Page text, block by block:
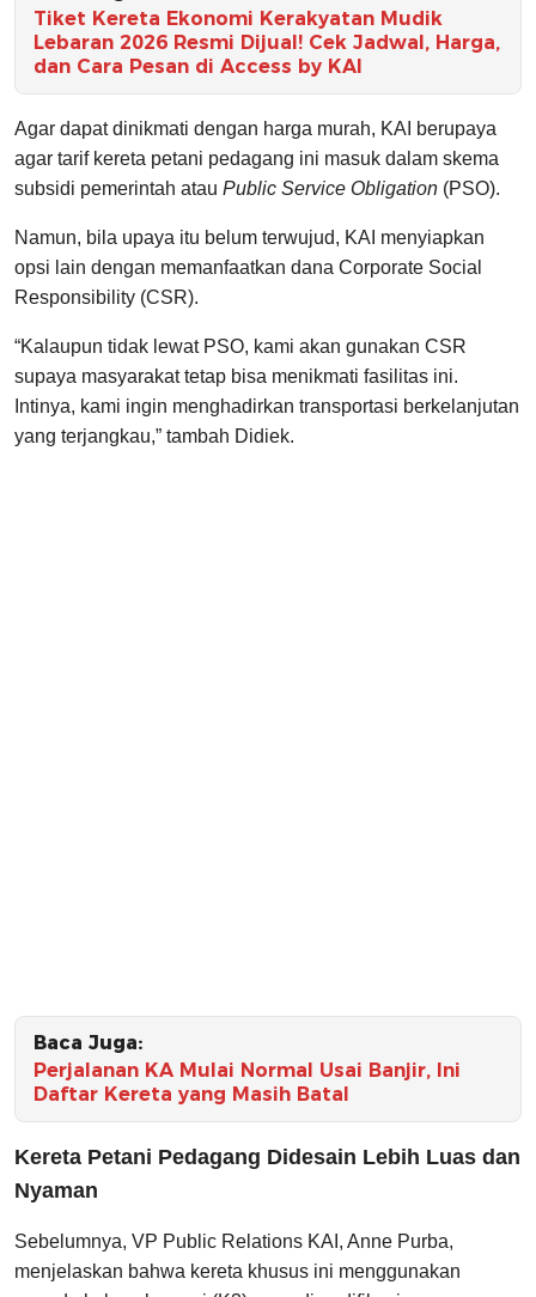
Tiket Kereta Ekonomi Kerakyatan Mudik
Lebaran 2026 Resmi Dijual! Cek Jadwal, Harga,
dan Cara Pesan di Access by KAI
Agar dapat dinikmati dengan harga murah, KAI berupaya
agar tarif kereta petani pedagang ini masuk dalam skema
subsidi pemerintah atau Public Service Obligation (PSO).
Namun, bila upaya itu belum terwujud, KAI menyiapkan
opsi lain dengan memanfaatkan dana Corporate Social
Responsibility (CSR).
“Kalaupun tidak lewat PSO, kami akan gunakan CSR
supaya masyarakat tetap bisa menikmati fasilitas ini.
Intinya, kami ingin menghadirkan transportasi berkelanjutan
yang terjangkau,” tambah Didiek.
Baca Juga:
Perjalanan KA Mulai Normal Usai Banjir, Ini
Daftar Kereta yang Masih Batal
Kereta Petani Pedagang Didesain Lebih Luas dan
Nyaman
Sebelumnya, VP Public Relations KAI, Anne Purba,
menjelaskan bahwa kereta khusus ini menggunakan